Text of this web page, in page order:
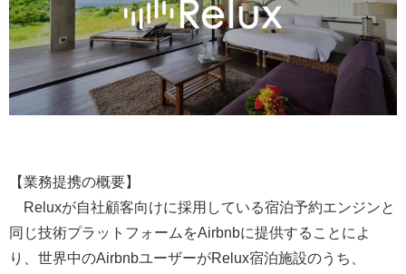
【業務提携の概要】
Reluxが自社顧客向けに採用している宿泊予約エンジンと
同じ技術プラットフォームをAirbnbに提供することによ
り、世界中のAirbnbユーザーがRelux宿泊施設のうち、